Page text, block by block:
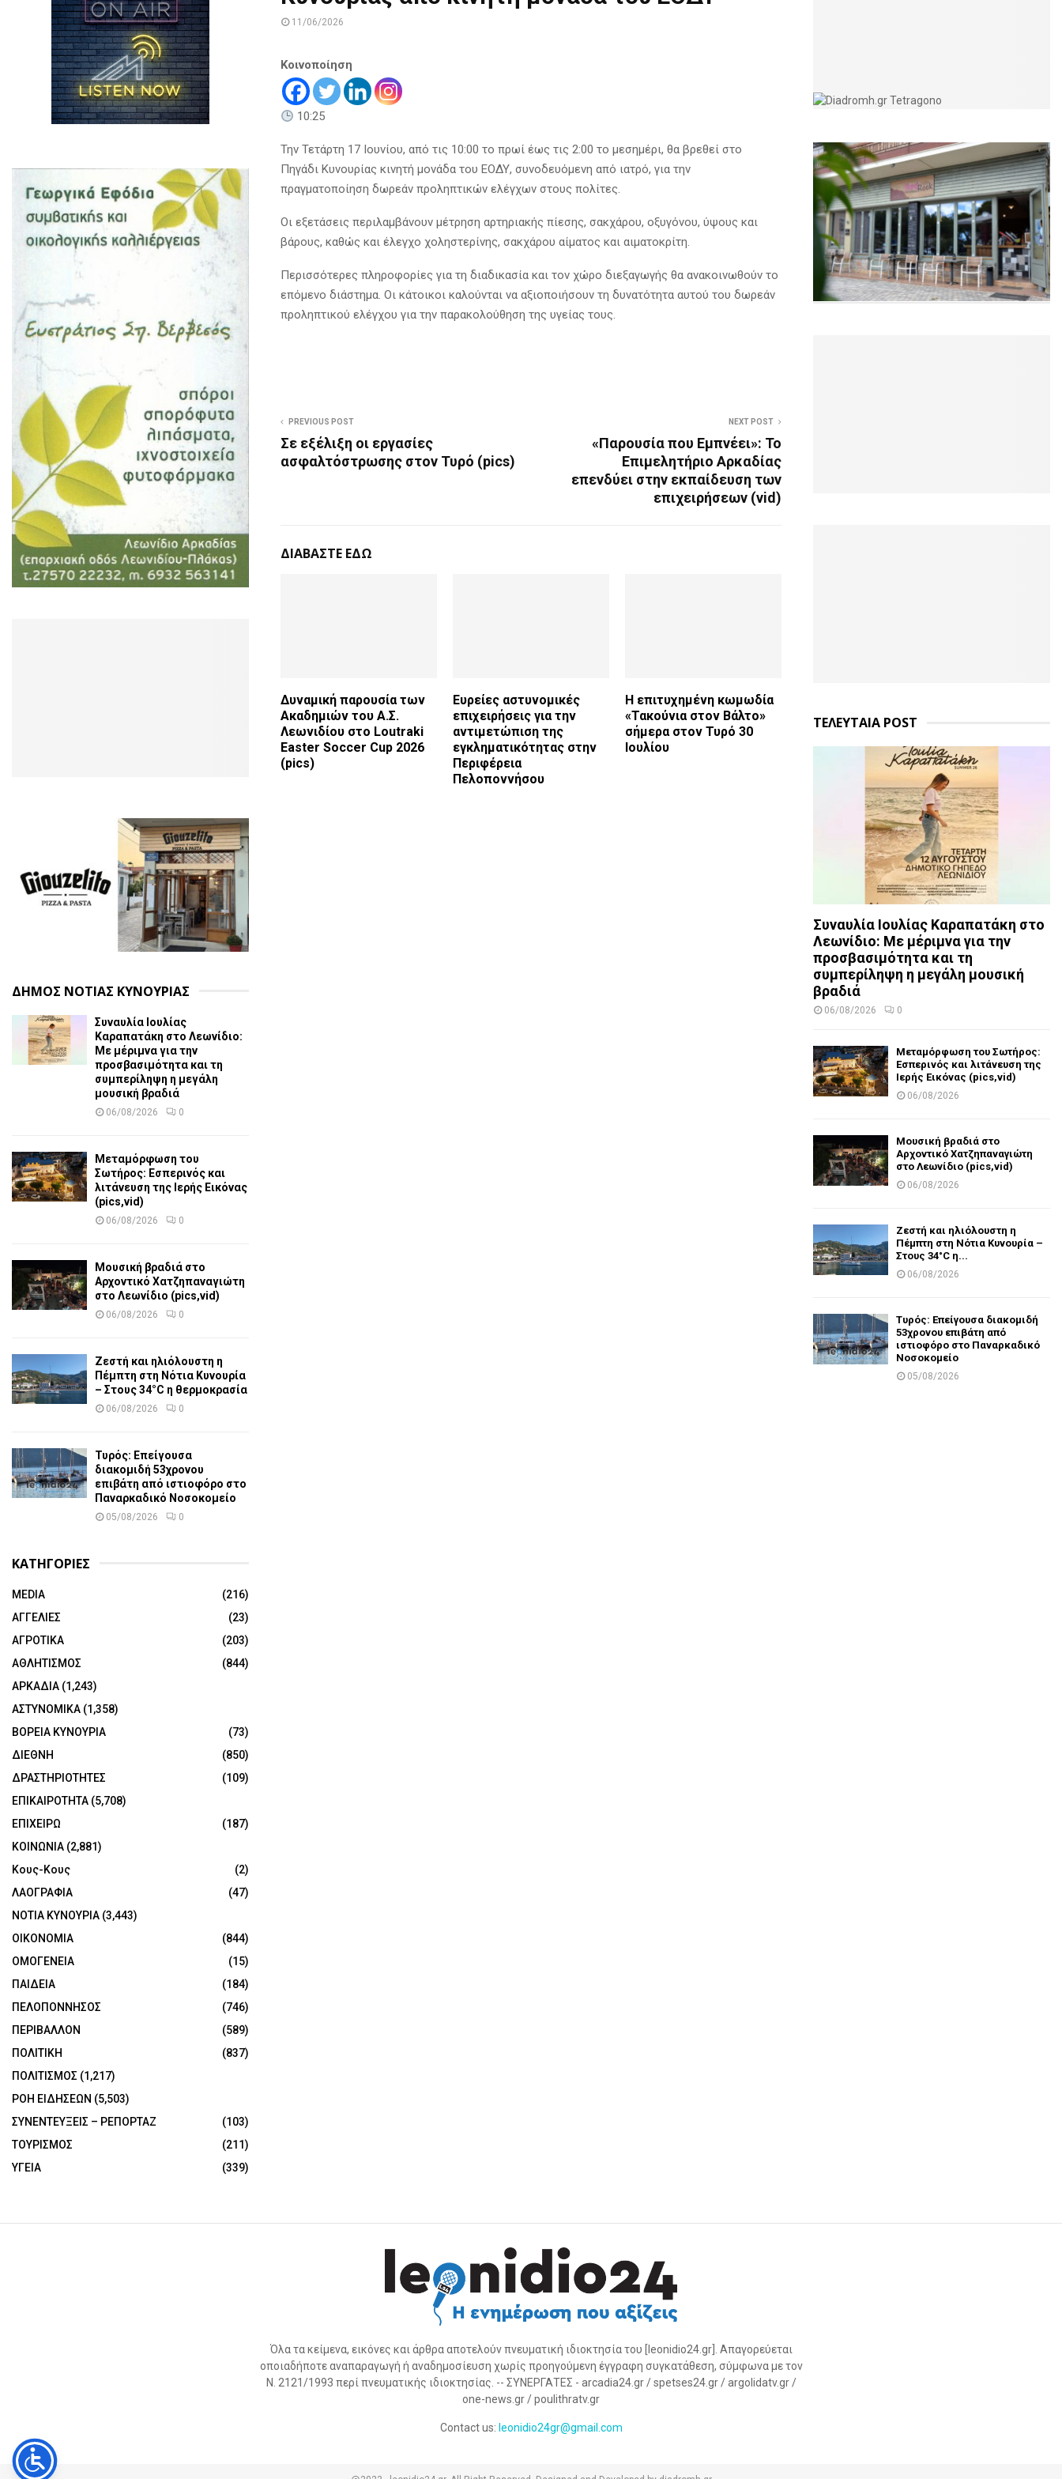
11/06/2026
Κοινοποίηση
10:25
Την Τετάρτη 17 Ιουνίου, από τις 10:00 το πρωί έως τις 2:00 το μεσημέρι, θα βρεθεί στο
Πηγάδι Κυνουρίας κινητή μονάδα του ΕΟΔΥ, συνοδευόμενη από ιατρό, για την
πραγματοποίηση δωρεάν προληπτικών ελέγχων στους πολίτες.
Οι εξετάσεις περιλαμβάνουν μέτρηση αρτηριακής πίεσης, σακχάρου, οξυγόνου, ύψους και
βάρους, καθώς και έλεγχο χοληστερίνης, σακχάρου αίματος και αιματοκρίτη.
Περισσότερες πληροφορίες για τη διαδικασία και τον χώρο διεξαγωγής θα ανακοινωθούν το
επόμενο διάστημα. Οι κάτοικοι καλούνται να αξιοποιήσουν τη δυνατότητα αυτού του δωρεάν
προληπτικού ελέγχου για την παρακολούθηση της υγείας τους.
PREVIOUS POST
Σε εξέλιξη οι εργασίες
ασφαλτόστρωσης στον Τυρό (pics)
NEXT POST
«Παρουσία που Εμπνέει»: Το
Επιμελητήριο Αρκαδίας
επενδύει στην εκπαίδευση των
επιχειρήσεων (vid)
ΔΙΑΒΑΣΤΕ ΕΔΩ
Δυναμική παρουσία των
Ακαδημιών του Α.Σ.
Λεωνιδίου στο Loutraki
Easter Soccer Cup 2026
(pics)
Ευρείες αστυνομικές
επιχειρήσεις για την
αντιμετώπιση της
εγκληματικότητας στην
Περιφέρεια
Πελοποννήσου
Η επιτυχημένη κωμωδία
«Τακούνια στον Βάλτο»
σήμερα στον Τυρό 30
Ιουλίου
ΔΗΜΟΣ ΝΟΤΙΑΣ ΚΥΝΟΥΡΙΑΣ
Συναυλία Ιουλίας
Καραπατάκη στο Λεωνίδιο:
Με μέριμνα για την
προσβασιμότητα και τη
συμπερίληψη η μεγάλη
μουσική βραδιά
06/08/2026 0
Μεταμόρφωση του
Σωτήρος: Εσπερινός και
λιτάνευση της Ιερής Εικόνας
(pics,vid)
06/08/2026 0
Μουσική βραδιά στο
Αρχοντικό Χατζηπαναγιώτη
στο Λεωνίδιο (pics,vid)
06/08/2026 0
Ζεστή και ηλιόλουστη η
Πέμπτη στη Νότια Κυνουρία
– Στους 34°C η θερμοκρασία
06/08/2026 0
Τυρός: Επείγουσα
διακομιδή 53χρονου
επιβάτη από ιστιοφόρο στο
Παναρκαδικό Νοσοκομείο
05/08/2026 0
ΚΑΤΗΓΟΡΙΕΣ
MEDIA
(216)
ΑΓΓΕΛΙΕΣ
(23)
ΑΓΡΟΤΙΚΑ
(203)
ΑΘΛΗΤΙΣΜΟΣ
(844)
ΑΡΚΑΔΙΑ (1,243)
ΑΣΤΥΝΟΜΙΚΑ (1,358)
ΒΟΡΕΙΑ ΚΥΝΟΥΡΙΑ
(73)
ΔΙΕΘΝΗ
(850)
ΔΡΑΣΤΗΡΙΟΤΗΤΕΣ
(109)
ΕΠΙΚΑΙΡΟΤΗΤΑ (5,708)
ΕΠΙΧΕΙΡΩ
(187)
ΚΟΙΝΩΝΙΑ (2,881)
Κους-Κους
(2)
ΛΑΟΓΡΑΦΙΑ
(47)
ΝΟΤΙΑ ΚΥΝΟΥΡΙΑ (3,443)
ΟΙΚΟΝΟΜΙΑ
(844)
ΟΜΟΓΕΝΕΙΑ
(15)
ΠΑΙΔΕΙΑ
(184)
ΠΕΛΟΠΟΝΝΗΣΟΣ
(746)
ΠΕΡΙΒΑΛΛΟΝ
(589)
ΠΟΛΙΤΙΚΗ
(837)
ΠΟΛΙΤΙΣΜΟΣ (1,217)
ΡΟΗ ΕΙΔΗΣΕΩΝ (5,503)
ΣΥΝΕΝΤΕΥΞΕΙΣ – ΡΕΠΟΡΤΑΖ
(103)
ΤΟΥΡΙΣΜΟΣ
(211)
ΥΓΕΙΑ
(339)
ΤΕΛΕΥΤΑΙΑ POST
Συναυλία Ιουλίας Καραπατάκη στο
Λεωνίδιο: Με μέριμνα για την
προσβασιμότητα και τη
συμπερίληψη η μεγάλη μουσική
βραδιά
06/08/2026 0
Μεταμόρφωση του Σωτήρος:
Εσπερινός και λιτάνευση της
Ιερής Εικόνας (pics,vid)
06/08/2026
Μουσική βραδιά στο
Αρχοντικό Χατζηπαναγιώτη
στο Λεωνίδιο (pics,vid)
06/08/2026
Ζεστή και ηλιόλουστη η
Πέμπτη στη Νότια Κυνουρία –
Στους 34°C η...
06/08/2026
Τυρός: Επείγουσα διακομιδή
53χρονου επιβάτη από
ιστιοφόρο στο Παναρκαδικό
Νοσοκομείο
05/08/2026
Όλα τα κείμενα, εικόνες και άρθρα αποτελούν πνευματική ιδιοκτησία του [leonidio24.gr]. Απαγορεύεται
οποιαδήποτε αναπαραγωγή ή αναδημοσίευση χωρίς προηγούμενη έγγραφη συγκατάθεση, σύμφωνα με τον
Ν. 2121/1993 περί πνευματικής ιδιοκτησίας. -- ΣΥΝΕΡΓΑΤΕΣ - arcadia24.gr / spetses24.gr / argolidatv.gr /
one-news.gr / poulithratv.gr
Contact us: leonidio24gr@gmail.com